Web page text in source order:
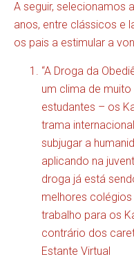
A seguir, selecionamos
anos, entre clássicos e
os pais a estimular a
“A Droga da
um clima de
estudantes – os
trama
subjugar a
aplicando na
droga já está
melhores
trabalho para os
contrário dos
Estante Virtual